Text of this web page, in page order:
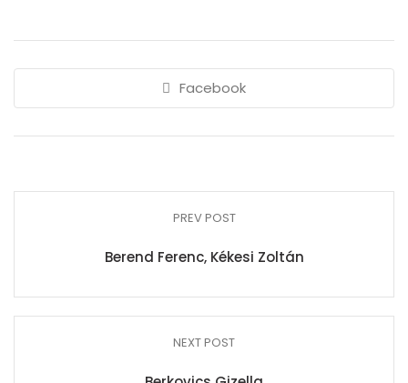
Facebook
PREV POST
Berend Ferenc, Kékesi Zoltán
NEXT POST